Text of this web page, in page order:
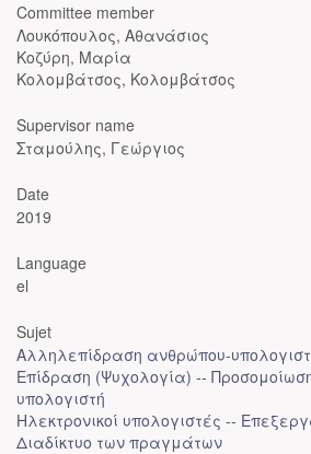
Committee member
Λουκόπουλος, Αθανάσιος
Κοζύρη, Μαρία
Κολομβάτσος, Κολομβάτσος
Supervisor name
Σταμούλης, Γεώργιος
Date
2019
Language
el
Sujet
Αλληλεπίδραση ανθρώπου-
Επίδραση (Ψυχολογία) --
υπολογιστή
Ηλεκτρονικοί υπολογιστές --
Διαδίκτυο των πραγμάτων